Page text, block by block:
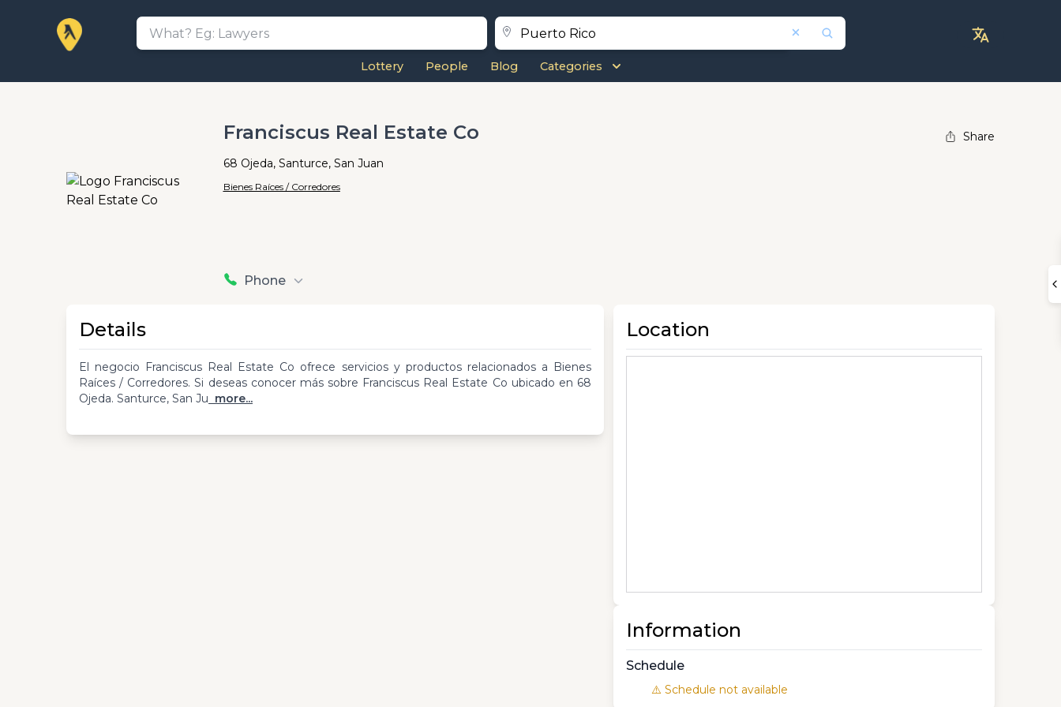
Lottery People Blog Categories
Franciscus Real Estate Co
68 Ojeda, Santurce, San Juan
Bienes Raíces / Corredores
Phone
Share
Details
El negocio Franciscus Real Estate Co ofrece servicios y productos relacionados a Bienes
Raíces / Corredores. Si deseas conocer más sobre Franciscus Real Estate Co ubicado en 68
Ojeda. Santurce, San Ju more...
Location
Information
Schedule
⚠️ Schedule not available